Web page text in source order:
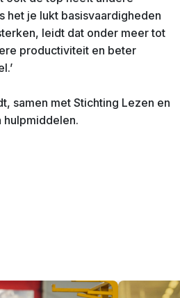
het je lukt basisvaardigheden
leidt dat onder meer tot
productiviteit en beter
samen met Stichting Lezen en
hulpmiddelen.